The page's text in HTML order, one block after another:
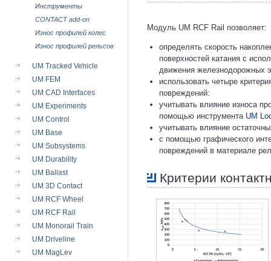
Инструменты
CONTACT add-on
Износ профилей колес
Износ профилей рельсов
UM Tracked Vehicle
UM FEM
UM CAD Interfaces
UM Experiments
UM Control
UM Base
UM Subsystems
UM Durability
UM Ballast
UM 3D Contact
UM RCF Wheel
UM RCF Rail
UM Monorail Train
UM Driveline
UM MagLev
Модуль UM RCF Rail позволяет:
определять скорость
поверхностей катания с
движения
использовать четыре
повреждений:
учитывать влияние износа
помощью инструмента UM
учитывать влияние
с помощью графического
повреждений в материале
Критерии